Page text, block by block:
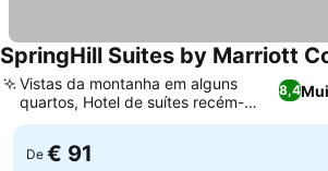
SpringHill Suites by Marriott
8,4
Vistas da montanha em alguns
quartos, Hotel de suítes recém-
reformado
De € 91